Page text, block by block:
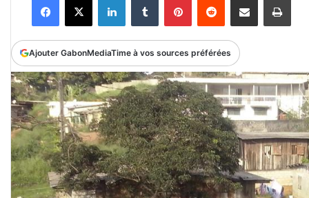
courriel
Ajouter GabonMediaTime à vos sources préférées